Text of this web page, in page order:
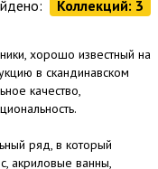
Коллекций: 3
хорошо известный на
в скандинавском
качество,
ряд, в который
акриловые ванны,